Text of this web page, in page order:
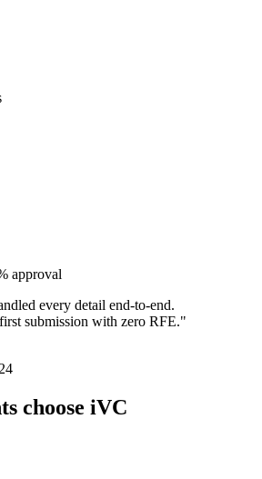
approval
every detail end-to-end.
submission with zero RFE."
choose iVC